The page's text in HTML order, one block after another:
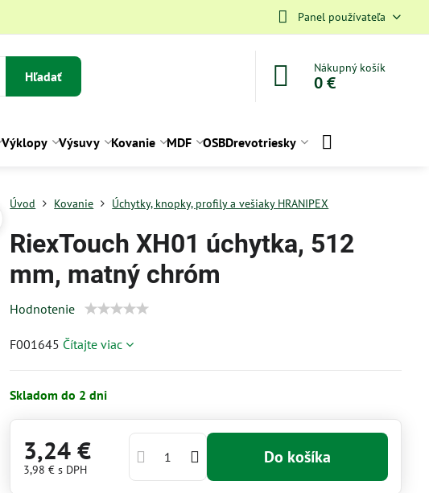
Panel používateľa
Hľadať
Nákupný košík
0 €
Výklopy Výsuvy Kovanie MDF OSBDrevotriesky
Úvod Kovanie Úchytky, knopky, profily a vešiaky HRANIPEX
RiexTouch XH01 úchytka, 512
mm, matný chróm
Hodnotenie
F001645 Čítajte viac
Skladom do 2 dni
3,24 €
3,98 €s DPH
Do košíka